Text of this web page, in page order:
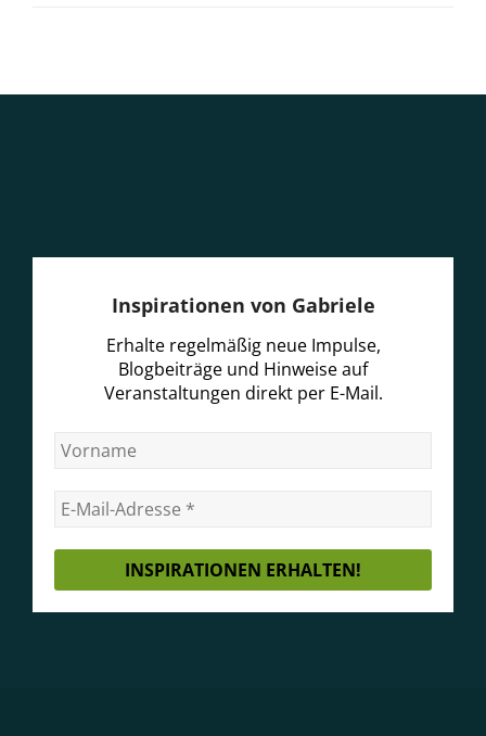
Inspirationen von Gabriele
Erhalte regelmäßig neue Impulse,
Blogbeiträge und Hinweise auf
Veranstaltungen direkt per E-Mail.